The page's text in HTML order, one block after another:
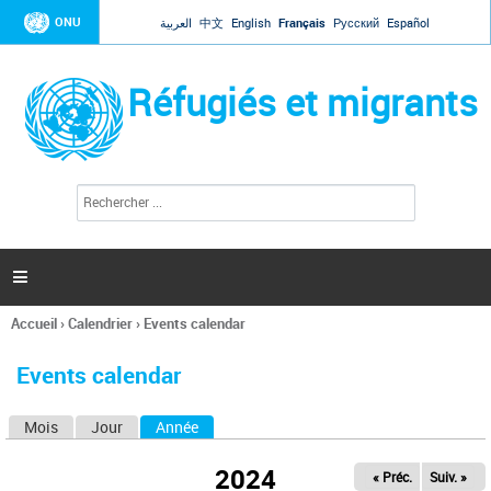
Jump to navigation
ONU العربية 中文 English Français Русский Español
Réfugiés et migrants
l
c
h
e

Vous
ici
Accueil›Calendrier› Events calendar
Events calendar
Mois Jour Année
2024 « Préc. Suiv. »